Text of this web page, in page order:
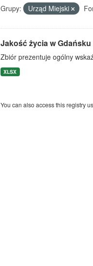
Grupy:
Urząd Miejski
Jakość życia w Gdańsku
Zbiór prezentuje ogólny
XLSX
You can also access this registry